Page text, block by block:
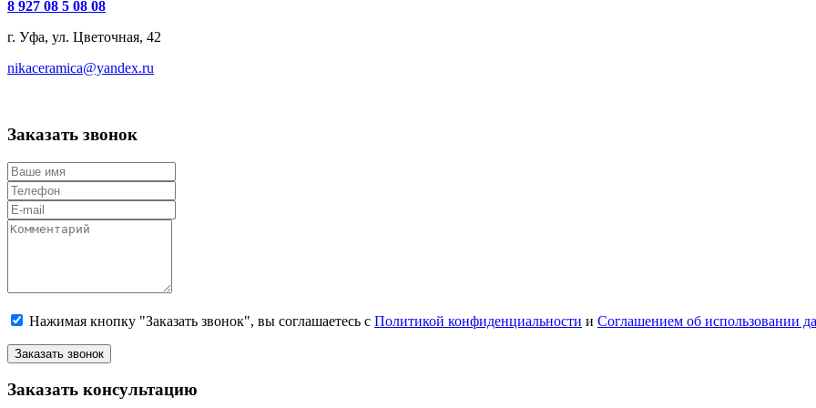
8 927 08 5 08 08
г. Уфа, ул. Цветочная, 42
nikaceramica@yandex.ru
Заказать звонок
Нажимая кнопку "Заказать звонок", вы соглашаетесь с Политикой конфиденциальности и Соглашением об использовании
Заказать звонок
Заказать консультацию